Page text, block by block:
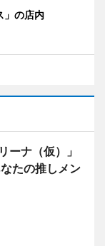
」の店内
ーナ（仮）」
たの推しメン